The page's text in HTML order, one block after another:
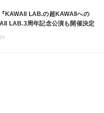
KAWAII LAB.の超KAWAIIへの
LAB.3周年記念公演も開催決定